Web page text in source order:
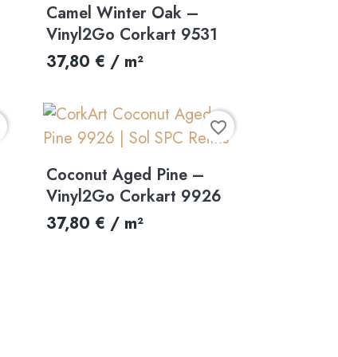
Aperçu rapide
Camel Winter Oak –
Vinyl2Go Corkart 9531
37,80 € / m²
 Aperçu rapide
Coconut Aged Pine –
Vinyl2Go Corkart 9926
37,80 € / m²
favorite_border